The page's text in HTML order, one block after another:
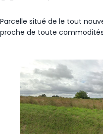
Parcelle situé de le tout
proche de toute